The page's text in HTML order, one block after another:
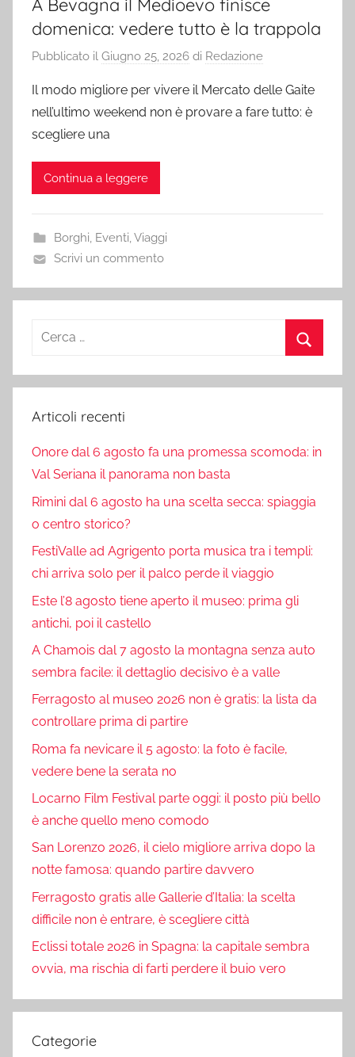
A Bevagna il Medioevo finisce
domenica: vedere tutto è la trappola
Pubblicato il Giugno 25, 2026 di Redazione
Il modo migliore per vivere il Mercato delle Gaite
nell’ultimo weekend non è provare a fare tutto: è
scegliere una
Continua a leggere
Borghi, Eventi,Viaggi
Scrivi un commento
Ricerca
Articoli recenti
Onore dal 6 agosto fa una promessa scomoda: in
Val Seriana il panorama non basta
Rimini dal 6 agosto ha una scelta secca: spiaggia
o centro storico?
FestiValle ad Agrigento porta musica tra i templi:
chi arriva solo per il palco perde il viaggio
Este l’8 agosto tiene aperto il museo: prima gli
antichi, poi il castello
A Chamois dal 7 agosto la montagna senza auto
sembra facile: il dettaglio decisivo è a valle
Ferragosto al museo 2026 non è gratis: la lista da
controllare prima di partire
Roma fa nevicare il 5 agosto: la foto è facile,
vedere bene la serata no
Locarno Film Festival parte oggi: il posto più bello
è anche quello meno comodo
San Lorenzo 2026, il cielo migliore arriva dopo la
notte famosa: quando partire davvero
Ferragosto gratis alle Gallerie d’Italia: la scelta
difficile non è entrare, è scegliere città
Eclissi totale 2026 in Spagna: la capitale sembra
ovvia, ma rischia di farti perdere il buio vero
Categorie